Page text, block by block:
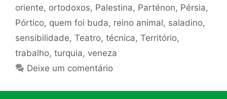
oriente, ortodoxos, Palestina, Parténon, Pérsia,
Pórtico, quem foi buda, reino animal, saladino,
sensibilidade, Teatro, técnica, Território,
trabalho, turquia, veneza
Deixe um comentário